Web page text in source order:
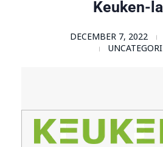
Keuken-
DECEMBER 7, 2022